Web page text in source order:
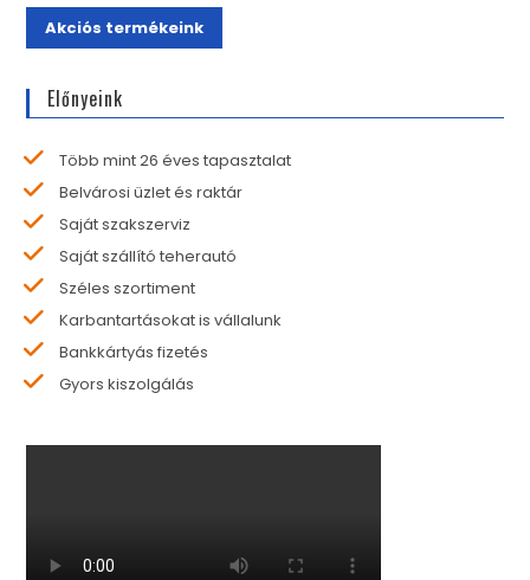
Akciós termékeink
Előnyeink
Több mint 26 éves tapasztalat
Belvárosi üzlet és raktár
Saját szakszerviz
Saját szállító teherautó
Széles szortiment
Karbantartásokat is vállalunk
Bankkártyás fizetés
Gyors kiszolgálás